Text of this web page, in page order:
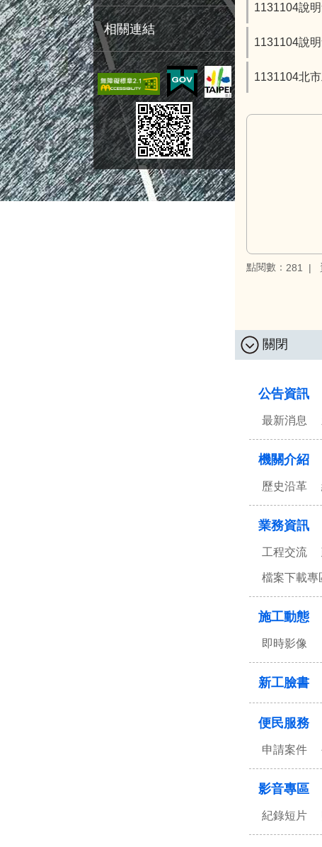
相關連結
1131104說
1131104說
1131104北
點閱數： 281
關閉
公告資訊
最新消息
機關介紹
歷史沿革
業務資訊
工程交流
檔案下載專
施工動態
即時影像
新工臉書
便民服務
申請案件
影音專區
紀錄短片